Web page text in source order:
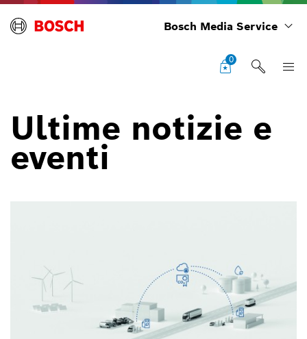
Bosch Media Service
0
Ultime notizie e
eventi